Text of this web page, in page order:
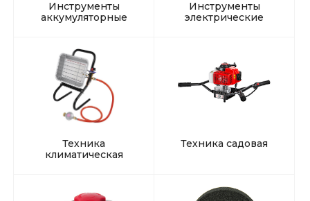
Инструменты
аккумуляторные
Инструменты
электрические
Техника
климатическая
Техника садовая